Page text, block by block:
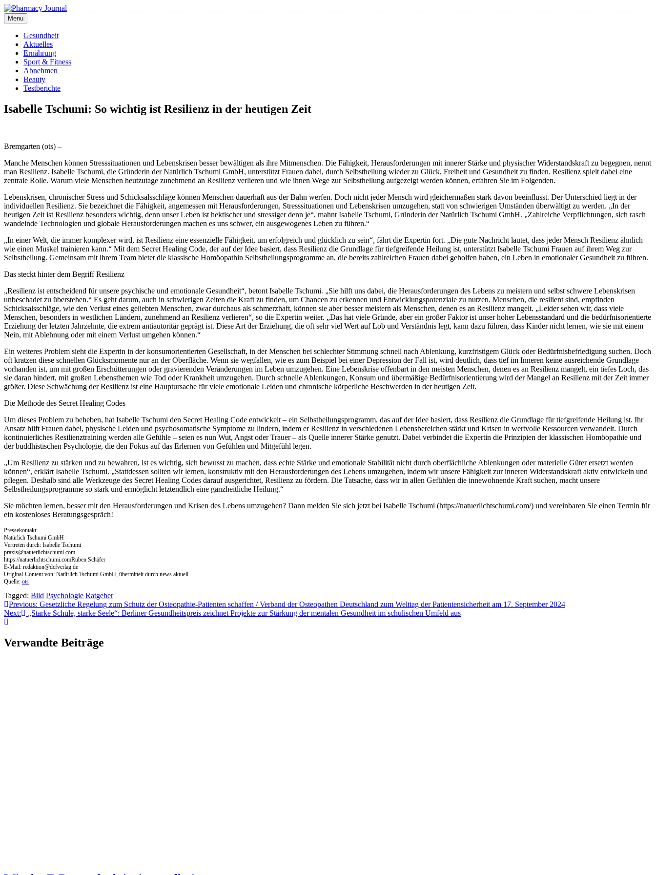
Skip
to
content
Pharmacy Journal
Menu
Gesundheit
Aktuelles
Ernährung
Sport & Fitness
Abnehmen
Beauty
Testberichte
Isabelle Tschumi: So wichtig ist Resilienz in der heutigen Zeit
Bremgarten (ots) –
Manche Menschen können Stresssituationen und Lebenskrisen besser bewältigen als ihre Mitmenschen. Die Fähigkeit, Herausforderungen mit innerer Stärke und physischer Widerstandskraft zu begegnen, nennt
man Resilienz. Isabelle Tschumi, die Gründerin der Natürlich Tschumi GmbH, unterstützt Frauen dabei, durch Selbstheilung wieder zu Glück, Freiheit und Gesundheit zu finden. Resilienz spielt dabei eine
zentrale Rolle. Warum viele Menschen heutzutage zunehmend an Resilienz verlieren und wie ihnen Wege zur Selbstheilung aufgezeigt werden können, erfahren Sie im Folgenden.
Lebenskrisen, chronischer Stress und Schicksalsschläge können Menschen dauerhaft aus der Bahn werfen. Doch nicht jeder Mensch wird gleichermaßen stark davon beeinflusst. Der Unterschied liegt in der
individuellen Resilienz. Sie bezeichnet die Fähigkeit, angemessen mit Herausforderungen, Stresssituationen und Lebenskrisen umzugehen, statt von schwierigen Umständen überwältigt zu werden. „In der
heutigen Zeit ist Resilienz besonders wichtig, denn unser Leben ist hektischer und stressiger denn je“, mahnt Isabelle Tschumi, Gründerin der Natürlich Tschumi GmbH. „Zahlreiche Verpflichtungen, sich rasch
wandelnde Technologien und globale Herausforderungen machen es uns schwer, ein ausgewogenes Leben zu führen.“
„In einer Welt, die immer komplexer wird, ist Resilienz eine essenzielle Fähigkeit, um erfolgreich und glücklich zu sein“, fährt die Expertin fort. „Die gute Nachricht lautet, dass jeder Mensch Resilienz ähnlich
wie einen Muskel trainieren kann.“ Mit dem Secret Healing Code, der auf der Idee basiert, dass Resilienz die Grundlage für tiefgreifende Heilung ist, unterstützt Isabelle Tschumi Frauen auf ihrem Weg zur
Selbstheilung. Gemeinsam mit ihrem Team bietet die klassische Homöopathin Selbstheilungsprogramme an, die bereits zahlreichen Frauen dabei geholfen haben, ein Leben in emotionaler Gesundheit zu führen.
Das steckt hinter dem Begriff Resilienz
„Resilienz ist entscheidend für unsere psychische und emotionale Gesundheit“, betont Isabelle Tschumi. „Sie hilft uns dabei, die Herausforderungen des Lebens zu meistern und selbst schwere Lebenskrisen
unbeschadet zu überstehen.“ Es geht darum, auch in schwierigen Zeiten die Kraft zu finden, um Chancen zu erkennen und Entwicklungspotenziale zu nutzen. Menschen, die resilient sind, empfinden
Schicksalsschläge, wie den Verlust eines geliebten Menschen, zwar durchaus als schmerzhaft, können sie aber besser meistern als Menschen, denen es an Resilienz mangelt. „Leider sehen wir, dass viele
Menschen, besonders in westlichen Ländern, zunehmend an Resilienz verlieren“, so die Expertin weiter. „Das hat viele Gründe, aber ein großer Faktor ist unser hoher Lebensstandard und die bedürfnisorientierte
Erziehung der letzten Jahrzehnte, die extrem antiautoritär geprägt ist. Diese Art der Erziehung, die oft sehr viel Wert auf Lob und Verständnis legt, kann dazu führen, dass Kinder nicht lernen, wie sie mit einem
Nein, mit Ablehnung oder mit einem Verlust umgehen können.“
Ein weiteres Problem sieht die Expertin in der konsumorientierten Gesellschaft, in der Menschen bei schlechter Stimmung schnell nach Ablenkung, kurzfristigem Glück oder Bedürfnisbefriedigung suchen. Doch
oft kratzen diese schnellen Glücksmomente nur an der Oberfläche. Wenn sie wegfallen, wie es zum Beispiel bei einer Depression der Fall ist, wird deutlich, dass tief im Inneren keine ausreichende Grundlage
vorhanden ist, um mit großen Erschütterungen oder gravierenden Veränderungen im Leben umzugehen. Eine Lebenskrise offenbart in den meisten Menschen, denen es an Resilienz mangelt, ein tiefes Loch, das
sie daran hindert, mit großen Lebensthemen wie Tod oder Krankheit umzugehen. Durch schnelle Ablenkungen, Konsum und übermäßige Bedürfnisorientierung wird der Mangel an Resilienz mit der Zeit immer
größer. Diese Schwächung der Resilienz ist eine Hauptursache für viele emotionale Leiden und chronische körperliche Beschwerden in der heutigen Zeit.
Die Methode des Secret Healing Codes
Um dieses Problem zu beheben, hat Isabelle Tschumi den Secret Healing Code entwickelt – ein Selbstheilungsprogramm, das auf der Idee basiert, dass Resilienz die Grundlage für tiefgreifende Heilung ist. Ihr
Ansatz hilft Frauen dabei, physische Leiden und psychosomatische Symptome zu lindern, indem er Resilienz in verschiedenen Lebensbereichen stärkt und Krisen in wertvolle Ressourcen verwandelt. Durch
kontinuierliches Resilienztraining werden alle Gefühle – seien es nun Wut, Angst oder Trauer – als Quelle innerer Stärke genutzt. Dabei verbindet die Expertin die Prinzipien der klassischen Homöopathie und
der buddhistischen Psychologie, die den Fokus auf das Erlernen von Gefühlen und Mitgefühl legen.
„Um Resilienz zu stärken und zu bewahren, ist es wichtig, sich bewusst zu machen, dass echte Stärke und emotionale Stabilität nicht durch oberflächliche Ablenkungen oder materielle Güter ersetzt werden
können“, erklärt Isabelle Tschumi. „Stattdessen sollten wir lernen, konstruktiv mit den Herausforderungen des Lebens umzugehen, indem wir unsere Fähigkeit zur inneren Widerstandskraft aktiv entwickeln und
pflegen. Deshalb sind alle Werkzeuge des Secret Healing Codes darauf ausgerichtet, Resilienz zu fördern. Die Tatsache, dass wir in allen Gefühlen die innewohnende Kraft suchen, macht unsere
Selbstheilungsprogramme so stark und ermöglicht letztendlich eine ganzheitliche Heilung.“
Sie möchten lernen, besser mit den Herausforderungen und Krisen des Lebens umzugehen? Dann melden Sie sich jetzt bei Isabelle Tschumi (https://natuerlichtschumi.com/) und vereinbaren Sie einen Termin für
ein kostenloses Beratungsgespräch!
Pressekontakt:
Natürlich Tschumi GmbH
Vertreten durch: Isabelle Tschumi
praxis@natuerlichtschumi.com
https://natuerlichtschumi.comRuben Schäfer
E-Mail: redaktion@dcfverlag.de
Original-Content von: Natürlich Tschumi GmbH, übermittelt durch news aktuell
Quelle: ots
Tagged: Bild Psychologie Ratgeber
Beitragsnavigation
Previous: Gesetzliche Regelung zum Schutz der Osteopathie-Patienten schaffen / Verband der Osteopathen Deutschland zum Welttag der Patientensicherheit am 17. September 2024
Next:
„Starke Schule, starke Seele“: Berliner Gesundheitspreis zeichnet Projekte zur Stärkung der mentalen Gesundheit im schulischen Umfeld aus
Verwandte Beiträge